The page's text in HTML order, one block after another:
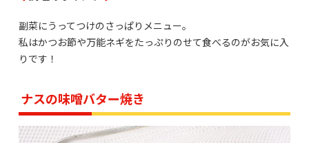
副菜にうってつけのさっぱりメニュー。
私はかつお節や万能ネギをたっぷりのせて食べるのがお気に入
りです！
ナスの味噌バター焼き